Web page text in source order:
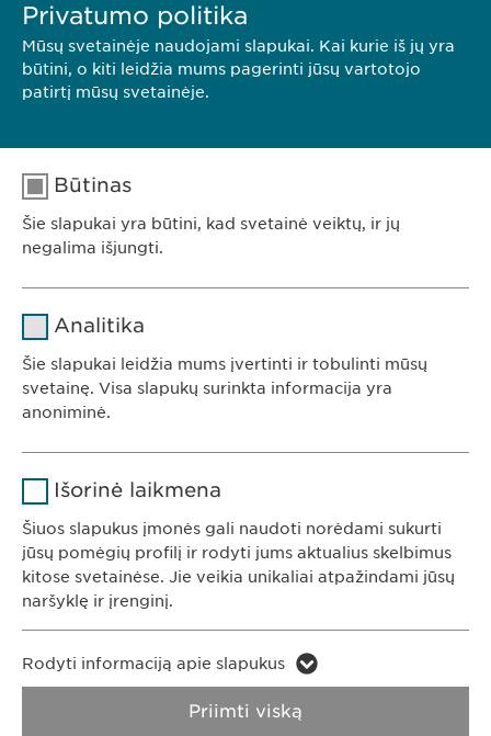
Ewopharma UAB
Upes g. 21-1
08128 Vilnius
Lietuva
E. paštas:info@ewopharma.lt
Ewopharma UAB
KONTAKTAI
Tel. +370 5248 7350
Slapukų naudojimo
Privatumo politika
Mūsų svetainėje naudojami slapukai. Kai kurie iš jų yra
būtini, o kiti leidžia mums pagerinti jūsų vartotojo
patirtį mūsų svetainėje.
Būtinas
Šie slapukai yra būtini, kad svetainė veiktų, ir jų
negalima išjungti.
Trukmė 1 metai
Saugo naudotojo slapuko sutikimo
Analitika
Šie slapukai leidžia mums įvertinti ir tobulinti mūsų
svetainę. Visa slapukų surinkta informacija yra
anoniminė.
Trukmė 1 diena
Pavadinimas vuid
Išorinė laikmena
Šiuos slapukus įmonės gali naudoti norėdami sukurti
jūsų pomėgių profilį ir rodyti jums aktualius skelbimus
kitose svetainėse. Jie veikia unikaliai atpažindami jūsų
naršyklę ir įrenginį.
Pavadinimas LinkedIn
LinkedIn
Rodyti informaciją apie slapukus
Priimti viską